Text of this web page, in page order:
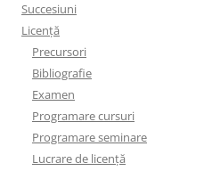
Succesiuni
Licență
Precursori
Bibliografie
Examen
Programare cursuri
Programare seminare
Lucrare de licență